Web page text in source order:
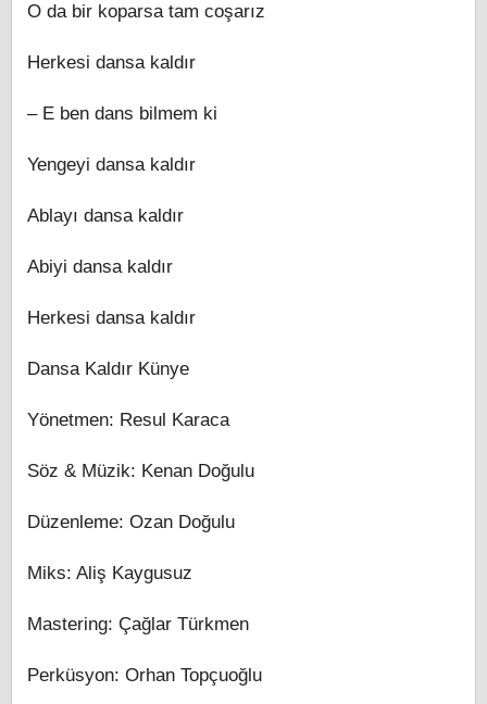
O da bir koparsa tam coşarız
Herkesi dansa kaldır
– E ben dans bilmem ki
Yengeyi dansa kaldır
Ablayı dansa kaldır
Abiyi dansa kaldır
Herkesi dansa kaldır
Dansa Kaldır Künye
Yönetmen: Resul Karaca
Söz & Müzik: Kenan Doğulu
Düzenleme: Ozan Doğulu
Miks: Aliş Kaygusuz
Mastering: Çağlar Türkmen
Perküsyon: Orhan Topçuoğlu